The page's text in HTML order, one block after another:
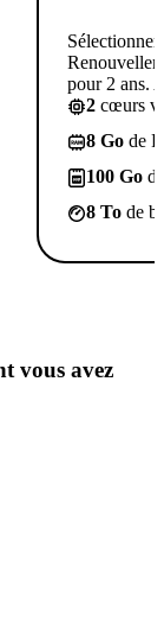
Sélectionner
pour 2 ans.
2 cœurs
8 Go de
100 Go
8 To de
vous avez